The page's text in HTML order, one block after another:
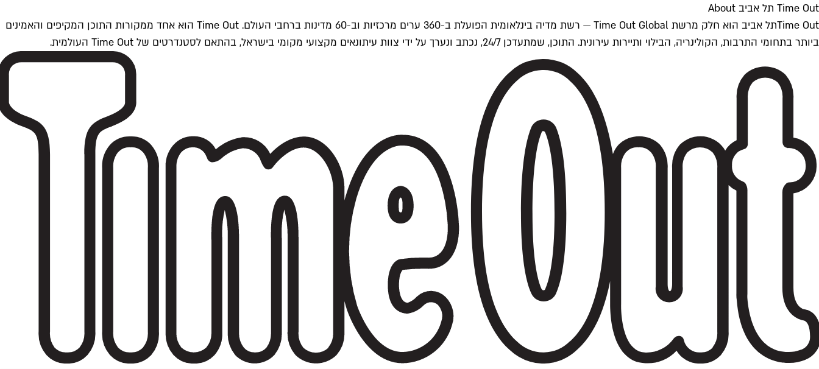
Time Out תל אביב About
Time Outתל אביב הוא חלק מרשת Time Out Global — רשת מדיה בינלאומית הפועלת ב-360 ערים מרכזיות וב-60 מדינות ברחבי העולם. Time Out הוא אחד ממקורות התוכן המקיפים והאמינים
ביותר בתחומי התרבות, הקולינריה, הבילוי ותיירות עירונית. התוכן, שמתעדכן 24/7, נכתב ונערך על ידי צוות עיתונאים מקצועי מקומי בישראל, בהתאם לסטנדרטים של Time Out העולמית.